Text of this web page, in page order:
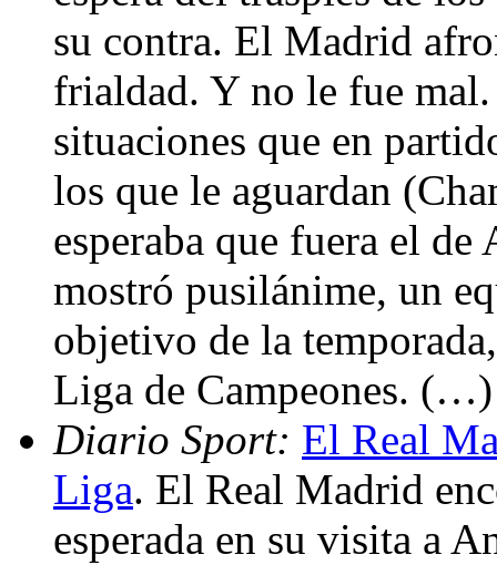
su contra. El Madrid
frialdad. Y no le fue mal.
situaciones que en
los que le aguardan
esperaba que fuera el
mostró pusilánime, un
objetivo de la
Liga de Campeones. (…)
Diario Sport: El Real
Liga. El Real Madrid
esperada en su visita a